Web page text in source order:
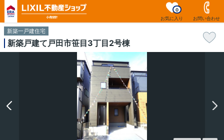
お気に入り
0
お問い合わせ
新築一戸建住宅
新築戸建て戸田市笹目3丁目2号棟